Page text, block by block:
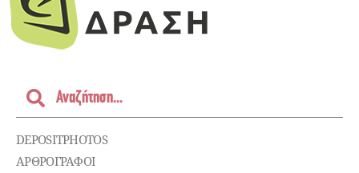
DEPOSITPHOTOS
ΑΡΘΡΟΓΡΑΦΟΙ